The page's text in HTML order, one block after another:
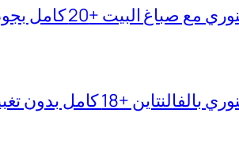
صباغ البيت +20 كامل بجودة عالية
+18 كامل بدون تغبيش